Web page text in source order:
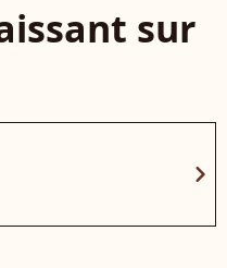
sur
chevron_right